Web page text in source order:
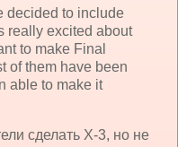
decided to include
really excited about
to make Final
of them have been
able to make it
сделать Х-3, но не